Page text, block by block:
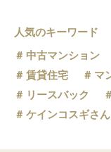
人気のキーワード
中古マンション
賃貸住宅
マ
リースバック
ケインコスギさん